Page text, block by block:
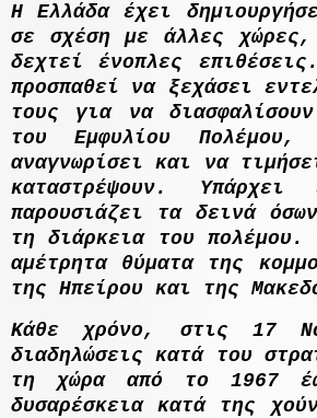
Η Ελλάδα έχει
σε σχέση µε άλλες χώρες,
δεχτεί ένοπλες
προσπαθεί να ξεχάσει
τους για να
του Εµφυλίου
αναγνωρίσει και να
καταστρέψουν.
παρουσιάζει τα δεινά
τη διάρκεια του
αµέτρητα θύµατα της
της Ηπείρου και της
Κάθε χρόνο, στις 17
διαδηλώσεις κατά του
τη χώρα από το 1967
δυσαρέσκεια κατά της